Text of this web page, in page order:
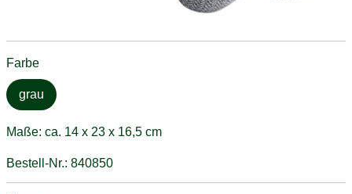
Farbe
grau
Maße: ca. 14 x 23 x 16,5 cm
Bestell-Nr.: 840850